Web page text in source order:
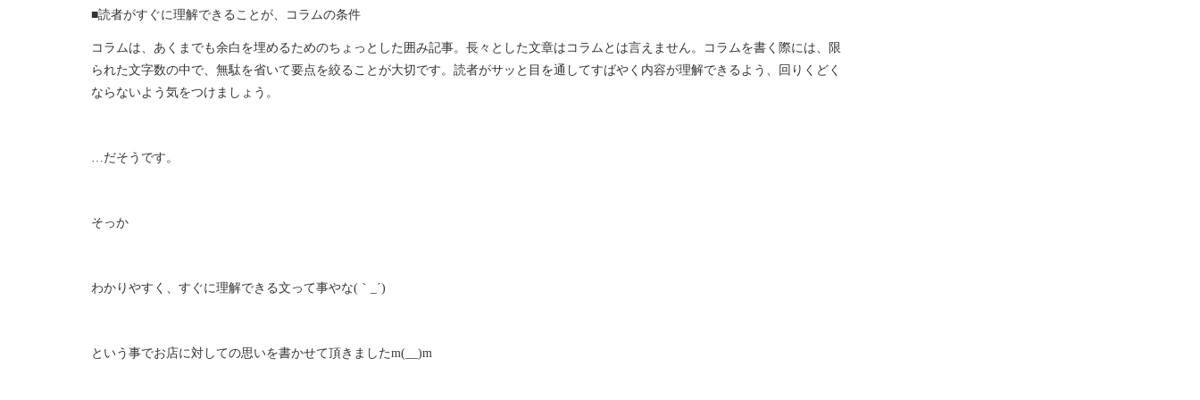
■読者がすぐに理解できることが、コラムの条件
コラムは、あくまでも余白を埋めるためのちょっとした囲み記事。長々とした文章はコラムとは言えません。コラムを書く際には、限
られた文字数の中で、無駄を省いて要点を絞ることが大切です。読者がサッと目を通してすばやく内容が理解できるよう、回りくどく
ならないよう気をつけましょう。
…だそうです。
そっか
わかりやすく、すぐに理解できる文って事やな(｀_´)
という事でお店に対しての思いを書かせて頂きましたm(__)m